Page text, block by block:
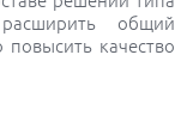
общий
качество